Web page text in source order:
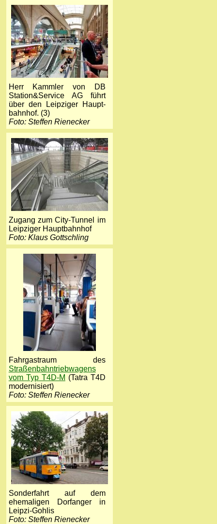
Herr Kammler von DB
Station&Service AG führt
über den Leipziger Haupt­
bahnhof. (3)
Foto: Steffen Rienecker
Zugang zum City-Tunnel im
Leipziger Hauptbahnhof
Foto: Klaus Gottschling
Fahrgastraum des
Straßenbahntriebwagens
vom Typ T4D-M (Tatra T4D
modernisiert)
Foto: Steffen Rienecker
Sonderfahrt auf dem
ehemaligen Dorfanger in
Leipzi-Gohlis
Foto: Steffen Rienecker